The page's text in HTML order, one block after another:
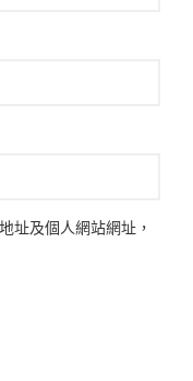
址及個人網站網址，